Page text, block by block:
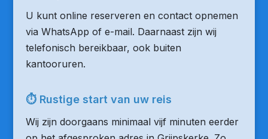
U kunt online reserveren en contact opnemen
via WhatsApp of e-mail. Daarnaast zijn wij
telefonisch bereikbaar, ook buiten
kantooruren.
⏱ Rustige start van uw reis
Wij zijn doorgaans minimaal vijf minuten eerder